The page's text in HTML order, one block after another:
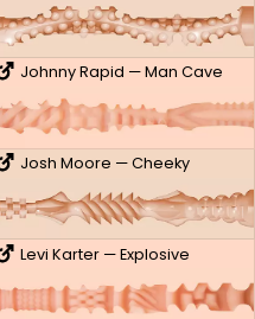
Johnny Rapid — Man Cave
Josh Moore — Cheeky
Levi Karter — Explosive